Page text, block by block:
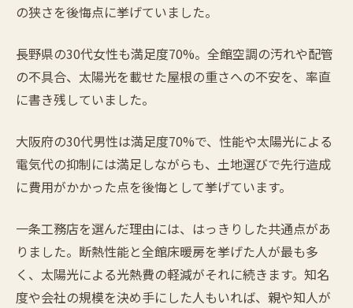
の狭さを後悔点に挙げていました。
長野県の30代女性も満足度70%。全館空調の汚れや配管
の不具合、太陽光を載せた屋根の重さへの不安を、率直
に書き残していました。
大阪府の30代男性は満足度70%で、性能や太陽光による
電気代の抑制には満足しながらも、土地選びで先行造成
に費用がかかった点を後悔として挙げています。
一条工務店を選んだ理由には、はっきりした共通点があ
りました。断熱性能と全館床暖房を挙げた人が最も多
く、太陽光による光熱費の軽減がそれに続きます。知名
度や会社の規模を決め手にした人もいれば、親や知人が